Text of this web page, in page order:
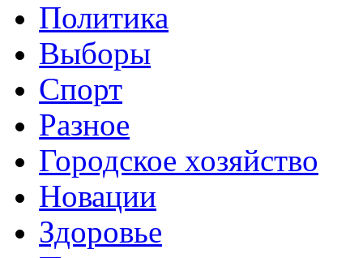
Политика
Выборы
Спорт
Разное
Городское хозяйство
Новации
Здоровье